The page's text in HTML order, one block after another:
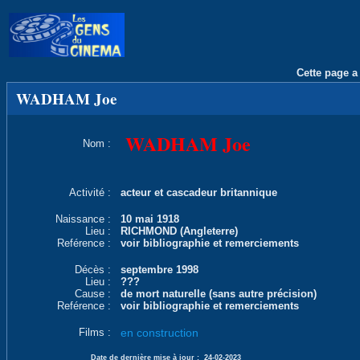
Cette page
WADHAM Joe
Nom : WADHAM Joe
Activité : acteur et cascadeur britannique
Naissance :
10 mai 1918
Lieu :
RICHMOND (Angleterre)
Reférence :
voir bibliographie et remerciements
Décès :
septembre 1998
Lieu :
???
Cause :
de mort naturelle (sans autre précision)
Reférence :
voir bibliographie et remerciements
Films : en construction
Date de dernière mise à jour : 24-02-2023